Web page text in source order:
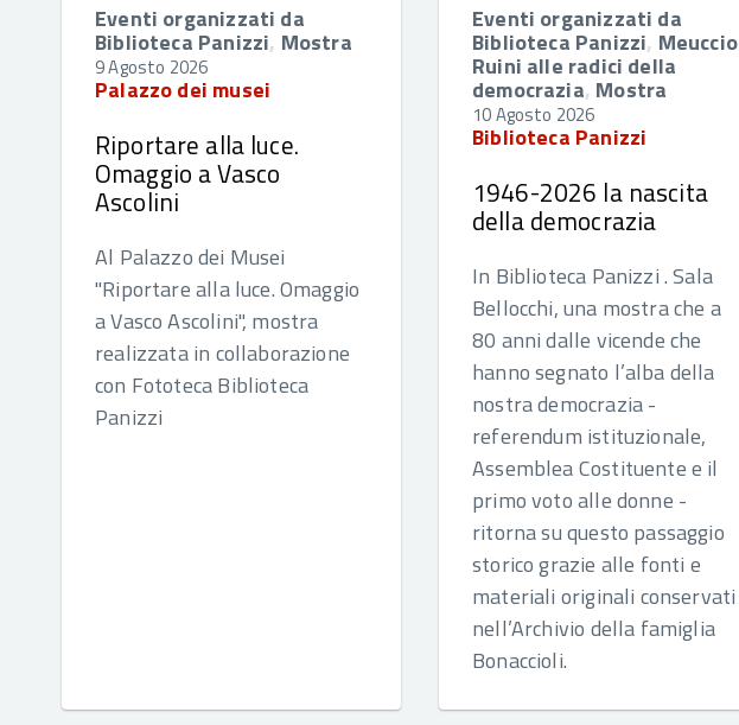
Eventi organizzati da
Biblioteca Panizzi, Mostra
9 Agosto 2026
Palazzo dei musei
Riportare alla luce.
Omaggio a Vasco
Ascolini
Al Palazzo dei Musei
"Riportare alla luce. Omaggio
a Vasco Ascolini", mostra
realizzata in collaborazione
con Fototeca Biblioteca
Panizzi
Eventi organizzati da
Biblioteca Panizzi, Meuccio
Ruini alle radici della
democrazia, Mostra
10 Agosto 2026
Biblioteca Panizzi
1946-2026 la nascita
della democrazia
In Biblioteca Panizzi . Sala
Bellocchi, una mostra che a
80 anni dalle vicende che
hanno segnato l’alba della
nostra democrazia -
referendum istituzionale,
Assemblea Costituente e il
primo voto alle donne -
ritorna su questo passaggio
storico grazie alle fonti e
materiali originali conservati
nell’Archivio della famiglia
Bonaccioli.